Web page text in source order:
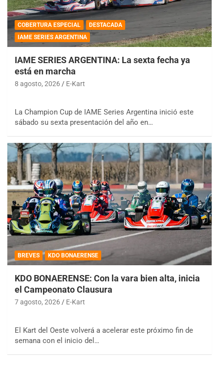
COBERTURA ESPECIAL
DESTACADA
IAME SERIES ARGENTINA
IAME SERIES ARGENTINA: La sexta fecha ya
está en marcha
8 agosto, 2026 E-Kart
La Champion Cup de IAME Series Argentina inició este
sábado su sexta presentación del año en…
BREVES KDO BONAERENSE
KDO BONAERENSE: Con la vara bien alta, inicia
el Campeonato Clausura
7 agosto, 2026 E-Kart
El Kart del Oeste volverá a acelerar este próximo fin de
semana con el inicio del…